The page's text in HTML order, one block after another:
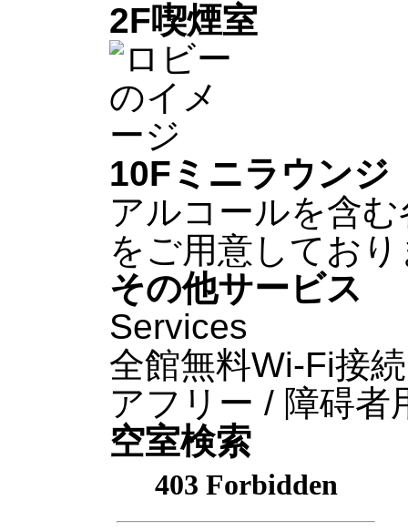
2F喫煙室
10F ミニラウンジ
アルコールを含
をご用意してお
その他サービス
Services
全館無料Wi-Fi接
アフリー / 障碍者
空室検索